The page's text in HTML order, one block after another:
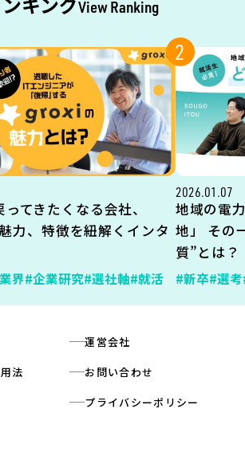
View Ranking
てきたくなる会社、
力、特徴を紐解くインタ
界#企業研究#選社軸#就活
2
2026.01.07
地域の電
地」 その
質”とは？
#新卒#選考
法
運営会社
お問い合わせ
プライバシーポリシー